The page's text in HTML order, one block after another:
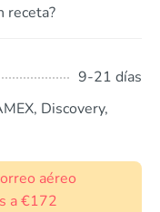
receta?
9-21 días
Discovery,
aéreo
a €172